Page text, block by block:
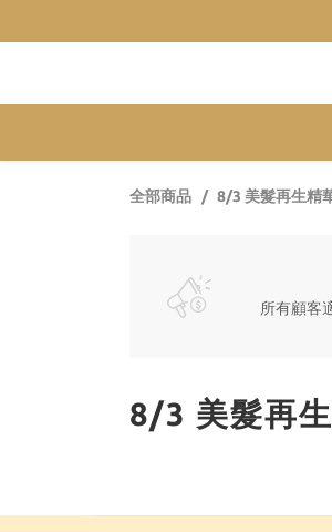
全部商品 8/3 美髮再生精
所有顧客
8/3 美髮再